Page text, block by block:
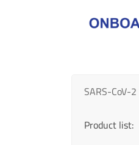
SARS-CoV-2
Product list: